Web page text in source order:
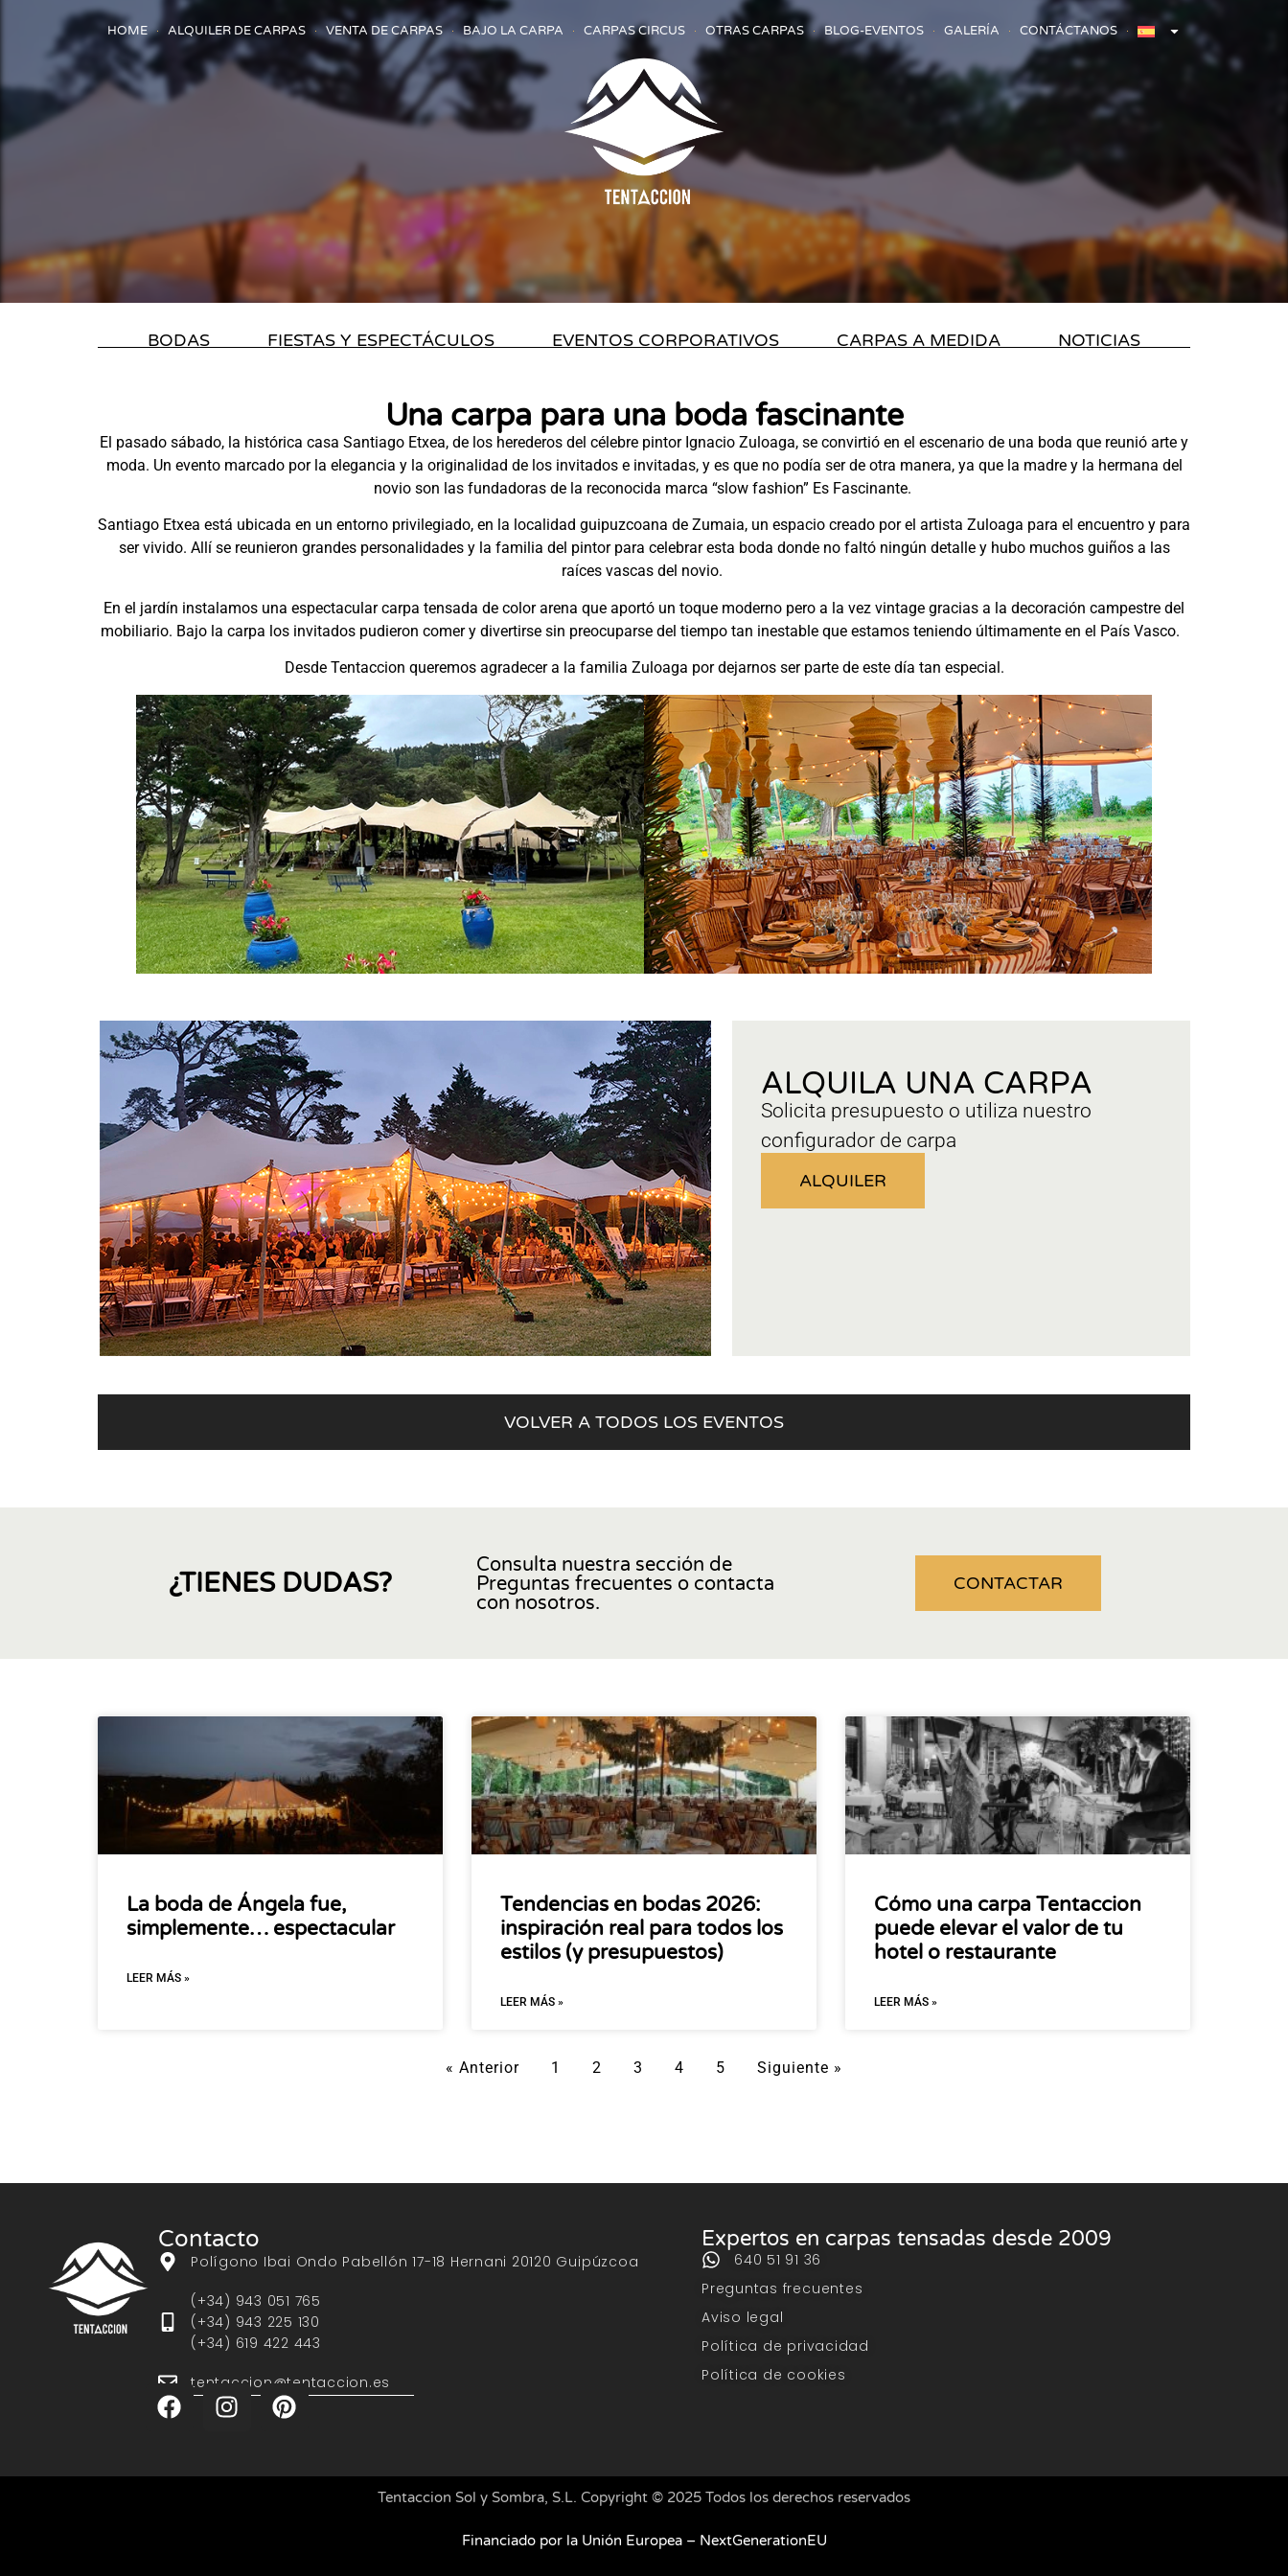
HOME ALQUILER DE CARPAS VENTA DE CARPAS BAJO LA CARPA CARPAS CIRCUS OTRAS CARPAS BLOG-EVENTOS GALERÍA CONTÁCTANOS
BODAS FIESTAS Y ESPECTÁCULOS EVENTOS CORPORATIVOS CARPAS A MEDIDA NOTICIAS
Una carpa para una boda fascinante
El pasado sábado, la histórica casa Santiago Etxea, de los herederos del célebre pintor Ignacio Zuloaga, se convirtió en el escenario de una boda que reunió arte y
moda. Un evento marcado por la elegancia y la originalidad de los invitados e invitadas, y es que no podía ser de otra manera, ya que la madre y la hermana del
novio son las fundadoras de la reconocida marca “slow fashion” Es Fascinante.
Santiago Etxea está ubicada en un entorno privilegiado, en la localidad guipuzcoana de Zumaia, un espacio creado por el artista Zuloaga para el encuentro y para
ser vivido. Allí se reunieron grandes personalidades y la familia del pintor para celebrar esta boda donde no faltó ningún detalle y hubo muchos guiños a las
raíces vascas del novio.
En el jardín instalamos una espectacular carpa tensada de color arena que aportó un toque moderno pero a la vez vintage gracias a la decoración campestre del
mobiliario. Bajo la carpa los invitados pudieron comer y divertirse sin preocuparse del tiempo tan inestable que estamos teniendo últimamente en el País Vasco.
Desde Tentaccion queremos agradecer a la familia Zuloaga por dejarnos ser parte de este día tan especial.
ALQUILA UNA CARPA
Solicita presupuesto o utiliza nuestro
configurador de carpa
ALQUILER
VOLVER A TODOS LOS EVENTOS
¿TIENES DUDAS?
Consulta nuestra sección de
Preguntas frecuentes o contacta
con nosotros.
CONTACTAR
La boda de Ángela fue,
simplemente… espectacular
LEER MÁS »
Tendencias en bodas 2026:
inspiración real para todos los
estilos (y presupuestos)
LEER MÁS »
Cómo una carpa Tentaccion
puede elevar el valor de tu
hotel o restaurante
LEER MÁS »
« Anterior 1 2 3 4 5 Siguiente »
Contacto
Polígono Ibai Ondo Pabellón 17-18 Hernani 20120 Guipúzcoa
(+34) 943 051 765
(+34) 943 225 130
(+34) 619 422 443
tentaccion@tentaccion.es
Expertos en carpas tensadas desde 2009
640 51 91 36
Preguntas frecuentes
Aviso legal
Política de privacidad
Política de cookies
Tentaccion Sol y Sombra, S.L. Copyright © 2025 Todos los derechos reservados
Financiado por la Unión Europea – NextGenerationEU